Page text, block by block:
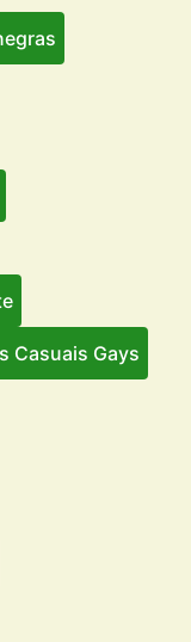
Casuais Gays